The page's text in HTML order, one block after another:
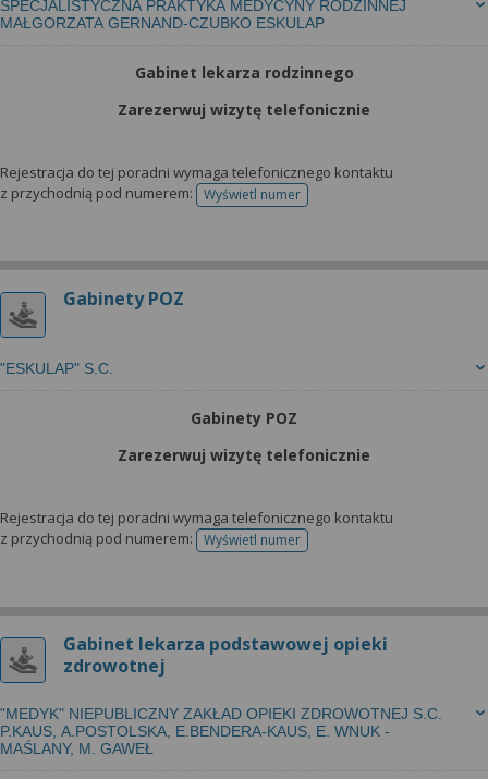
SPECJALISTYCZNA PRAKTYKA MEDYCYNY RODZINNEJ
MAŁGORZATA GERNAND-CZUBKO ESKULAP
Gabinet lekarza rodzinnego
Zarezerwuj wizytę telefonicznie
Rejestracja do tej poradni wymaga telefonicznego kontaktu
z przychodnią pod numerem:
Wyświetl numertelefonu do rejestracji
Gabinety POZ
"ESKULAP" S.C.
Gabinety POZ
Zarezerwuj wizytę telefonicznie
Rejestracja do tej poradni wymaga telefonicznego kontaktu
z przychodnią pod numerem:
Wyświetl numertelefonu do rejestracji
Gabinet lekarza podstawowej opieki
zdrowotnej
"MEDYK" NIEPUBLICZNY ZAKŁAD OPIEKI ZDROWOTNEJ S.C.
P.KAUS, A.POSTOLSKA, E.BENDERA-KAUS, E. WNUK -
MAŚLANY, M. GAWEŁ